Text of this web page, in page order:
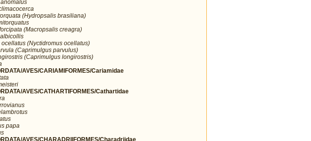
(Hydropsalis brasiliana)
(Macropsalis creagra)
(Nyctidromus ocellatus)
(Caprimulgus parvulus)
(Caprimulgus longirostris)
AVES/CARIAMIFORMES/Cariamidae
AVES/CATHARTIFORMES/Cathartidae
papa
AVES/CHARADRIIFORMES/Charadriidae